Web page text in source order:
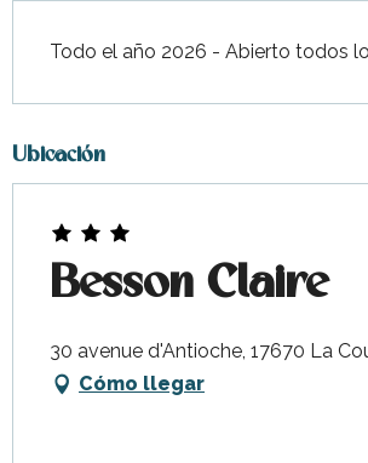
Todo el año 2026 - Abierto todos
Ubicación
Besson Claire
30 avenue d'Antioche, 17670 La
Cómo llegar